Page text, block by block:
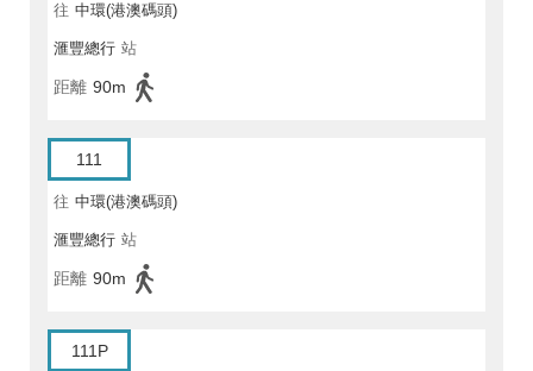
往 中環(港澳碼頭)
滙豐總行 站
距離 90m
111
往 中環(港澳碼頭)
滙豐總行 站
距離 90m
111P